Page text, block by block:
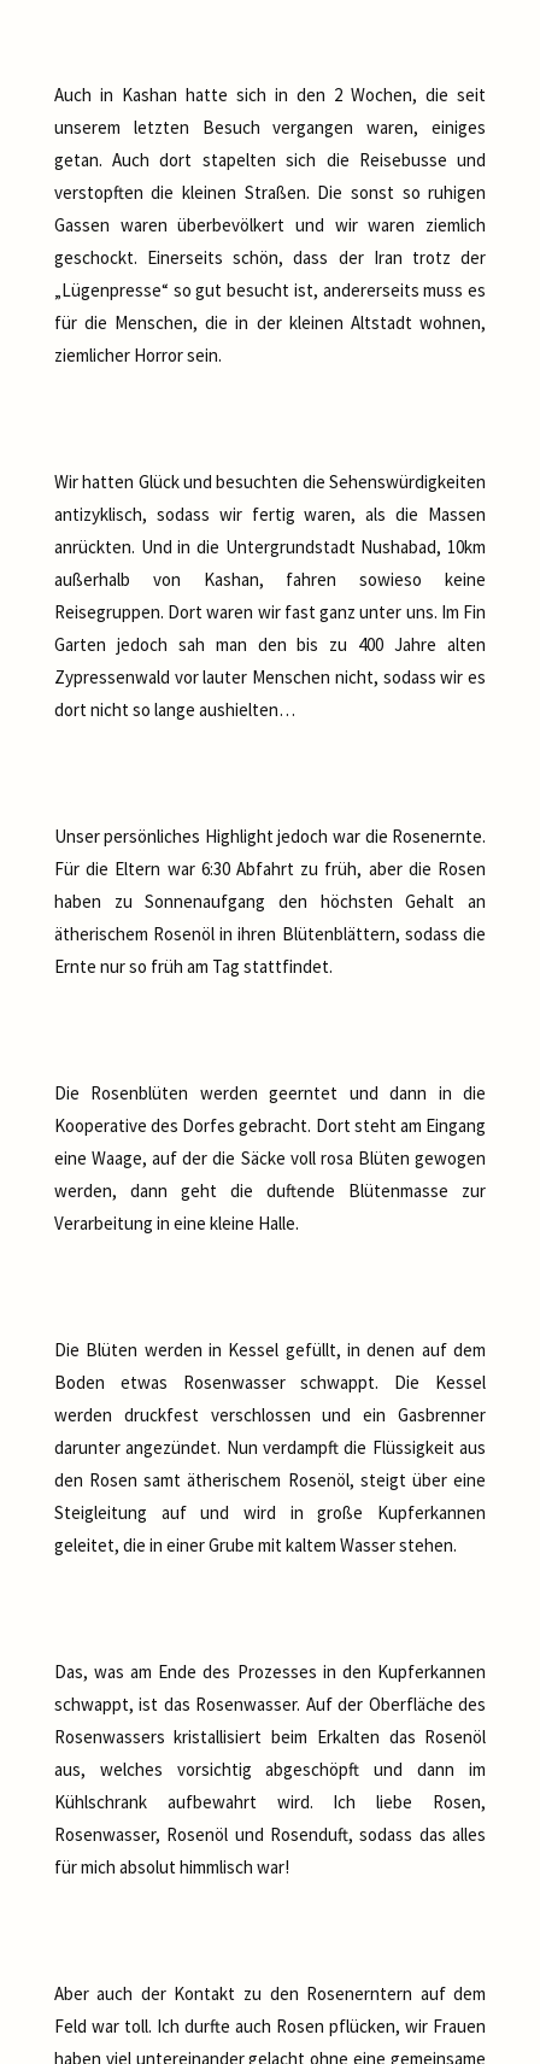
Auch in Kashan hatte sich in den 2 Wochen, die seit
unserem letzten Besuch vergangen waren, einiges
getan. Auch dort stapelten sich die Reisebusse und
verstopften die kleinen Straßen. Die sonst so ruhigen
Gassen waren überbevölkert und wir waren ziemlich
geschockt. Einerseits schön, dass der Iran trotz der
„Lügenpresse“ so gut besucht ist, andererseits muss es
für die Menschen, die in der kleinen Altstadt wohnen,
ziemlicher Horror sein.
Wir hatten Glück und besuchten die Sehenswürdigkeiten
antizyklisch, sodass wir fertig waren, als die Massen
anrückten. Und in die Untergrundstadt Nushabad, 10km
außerhalb von Kashan, fahren sowieso keine
Reisegruppen. Dort waren wir fast ganz unter uns. Im Fin
Garten jedoch sah man den bis zu 400 Jahre alten
Zypressenwald vor lauter Menschen nicht, sodass wir es
dort nicht so lange aushielten…
Unser persönliches Highlight jedoch war die Rosenernte.
Für die Eltern war 6:30 Abfahrt zu früh, aber die Rosen
haben zu Sonnenaufgang den höchsten Gehalt an
ätherischem Rosenöl in ihren Blütenblättern, sodass die
Ernte nur so früh am Tag stattfindet.
Die Rosenblüten werden geerntet und dann in die
Kooperative des Dorfes gebracht. Dort steht am Eingang
eine Waage, auf der die Säcke voll rosa Blüten gewogen
werden, dann geht die duftende Blütenmasse zur
Verarbeitung in eine kleine Halle.
Die Blüten werden in Kessel gefüllt, in denen auf dem
Boden etwas Rosenwasser schwappt. Die Kessel
werden druckfest verschlossen und ein Gasbrenner
darunter angezündet. Nun verdampft die Flüssigkeit aus
den Rosen samt ätherischem Rosenöl, steigt über eine
Steigleitung auf und wird in große Kupferkannen
geleitet, die in einer Grube mit kaltem Wasser stehen.
Das, was am Ende des Prozesses in den Kupferkannen
schwappt, ist das Rosenwasser. Auf der Oberfläche des
Rosenwassers kristallisiert beim Erkalten das Rosenöl
aus, welches vorsichtig abgeschöpft und dann im
Kühlschrank aufbewahrt wird. Ich liebe Rosen,
Rosenwasser, Rosenöl und Rosenduft, sodass das alles
für mich absolut himmlisch war!
Aber auch der Kontakt zu den Rosenerntern auf dem
Feld war toll. Ich durfte auch Rosen pflücken, wir Frauen
haben viel untereinander gelacht ohne eine gemeinsame